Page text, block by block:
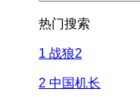
热门搜索
1 战狼2
2 中国机长